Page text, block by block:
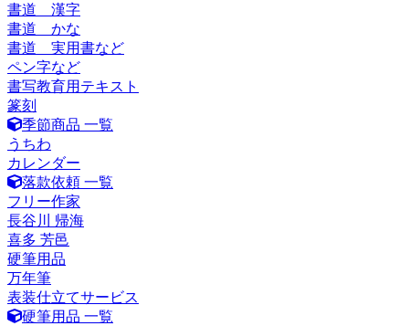
書道 漢字
書道 かな
書道 実用書など
ペン字など
書写教育用テキスト
篆刻
季節商品 一覧
うちわ
カレンダー
落款依頼 一覧
フリー作家
長谷川 帰海
喜多 芳邑
硬筆用品
万年筆
表装仕立てサービス
硬筆用品 一覧